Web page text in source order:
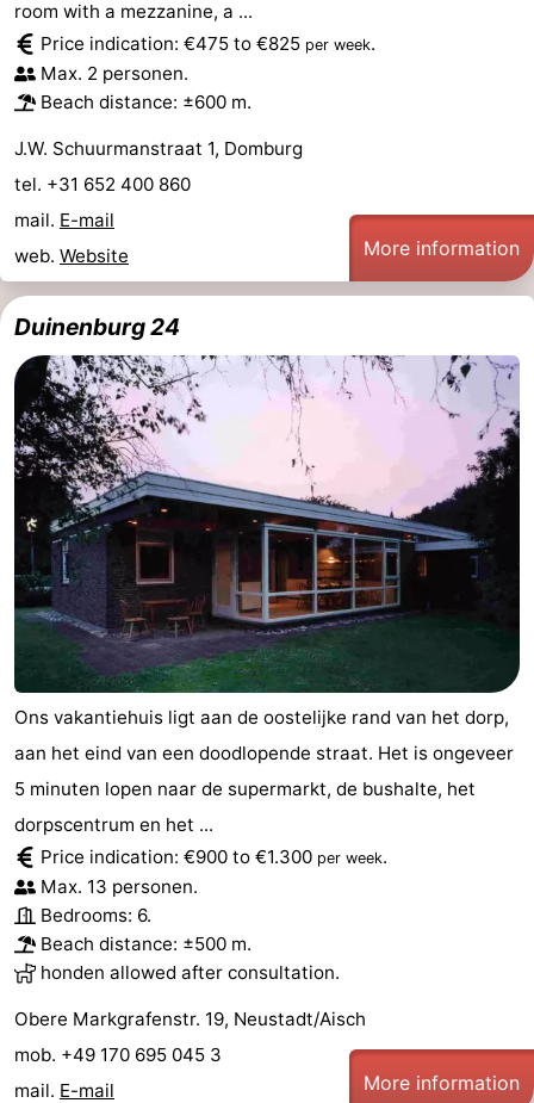
Het
Zwin
Contact
us
room with a mezzanine, a ...
Price indication: €475 to €825 per week.
Max. 2 personen.
Beach distance: ±600 m.
J.W. Schuurmanstraat 1, Domburg
tel. +31 652 400 860
mail. E-mail
web. Website More information
Duinenburg 24
Ons vakantiehuis ligt aan de oostelijke rand van het dorp,
aan het eind van een doodlopende straat. Het is ongeveer
5 minuten lopen naar de supermarkt, de bushalte, het
dorpscentrum en het ...
Price indication: €900 to €1.300 per week.
Max. 13 personen.
Bedrooms: 6.
Beach distance: ±500 m.
honden allowed after consultation.
Obere Markgrafenstr. 19, Neustadt/Aisch
mob. +49 170 695 045 3
mail. E-mail More information